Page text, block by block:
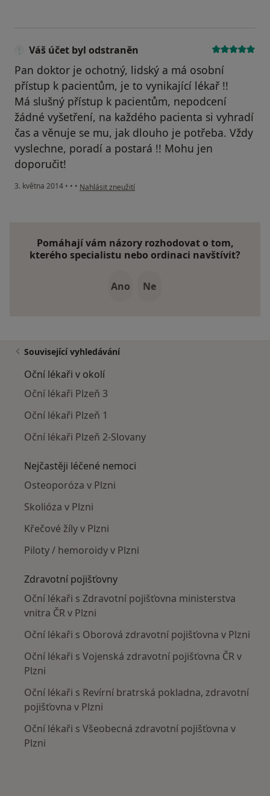
Váš účet byl odstraněn
Pan doktor je ochotný, lidský a má osobní
přístup k pacientům, je to vynikající lékař !!
Má slušný přístup k pacientům, nepodcení
žádné vyšetření, na každého pacienta si vyhradí
čas a věnuje se mu, jak dlouho je potřeba. Vždy
vyslechne, poradí a postará !! Mohu jen
doporučit!
3. května 2014 • • • podle názoru uživatele Váš účet byl odstraněn
Nahlásit zneužití
Pomáhají vám názory rozhodovat o tom,
kterého specialistu nebo ordinaci navštívit?
Ano Ne
Související vyhledávání
Oční lékaři v okolí
Oční lékaři Plzeň 3
Oční lékaři Plzeň 1
Oční lékaři Plzeň 2-Slovany
Nejčastěji léčené nemoci
Osteoporóza v Plzni
Skolióza v Plzni
Křečové žíly v Plzni
Piloty / hemoroidy v Plzni
Zdravotní pojišťovny
Oční lékaři s Zdravotní pojišťovna ministerstva
vnitra ČR v Plzni
Oční lékaři s Oborová zdravotní pojišťovna v Plzni
Oční lékaři s Vojenská zdravotní pojišťovna ČR v
Plzni
Oční lékaři s Revírní bratrská pokladna, zdravotní
pojišťovna v Plzni
Oční lékaři s Všeobecná zdravotní pojišťovna v
Plzni